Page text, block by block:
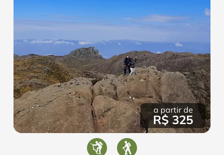
a partir de
R$ 325